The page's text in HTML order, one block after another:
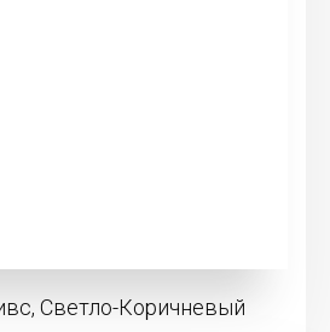
Светло-Коричневый